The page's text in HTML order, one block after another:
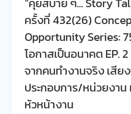
ครั้ง
433(27)
CONCEPT:
SDU
OPPORTUNITY
75
ชั่วโมง…
โอกาส
ครั้งที่ 432(26)
Opportunity Series:
โอกาสเป็นอนาคต EP.
จากคนทำงานจริง เสีย
ประกอบการ/หน่วยงา
หัวหน้างาน